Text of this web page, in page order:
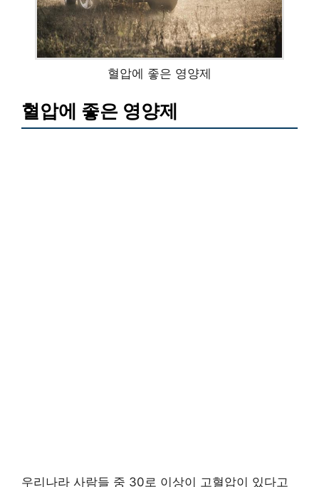
혈압에 좋은 영양제
혈압에 좋은 영양제
우리나라 사람들 중 30로 이상이 고혈압이 있다고